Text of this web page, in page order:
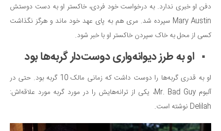
دفن او خبری ندارد. به درخواست خود فردی، خاکستر او به دست دوستش
Mary Austin سپرده شد. مری هم به پای عهد خود ماند و هرگز نگذاشت
کسی از محل به خاک سپردن خاکستر او با خبر شود.
او به طرز دیوانه‌واری دوست‌دار گربه‌ها بود
او به قدری گربه‌ها را دوست داشت که زمانی مالک 10 گربه بود. حتی در
آلبوم Mr. Bad Guy، یکی از ترانه‌هایش را در مورد گربه مورد علاقه‌اش:
Delilah نوشته است.